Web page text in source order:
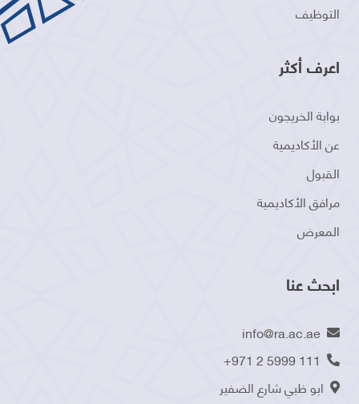
التوظيف
اعرف أكثر
بوابة الخريجون
عن الأكاديمية
القبول
مرافق الأكاديمية
المعرض
ابحث عنا
info@ra.ac.ae
+971 2 5999 111
ابو ظبي شارع الضفير